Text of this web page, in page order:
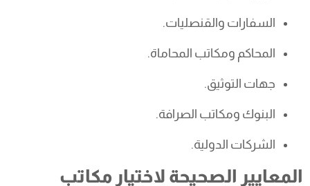
السفارات والقنصليات.
المحاكم ومكاتب المحاماة.
جهات التوثيق.
البنوك ومكاتب الصرافة.
الشركات الدولية.
المعايير الصحيحة لاختيار مكاتب